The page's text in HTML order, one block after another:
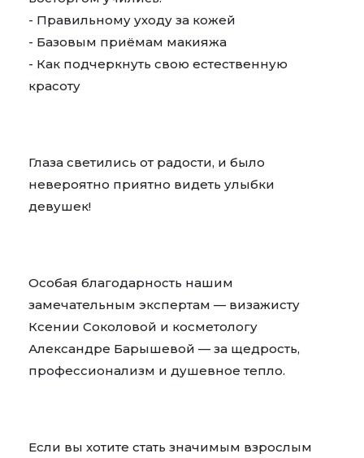
- Правильному уходу за кожей
- Базовым приёмам макияжа
- Как подчеркнуть свою естественную
красоту
Глаза светились от радости, и было
невероятно приятно видеть улыбки
девушек!
Особая благодарность нашим
замечательным экспертам — визажисту
Ксении Соколовой и косметологу
Александре Барышевой — за щедрость,
профессионализм и душевное тепло.
Если вы хотите стать значимым взрослым